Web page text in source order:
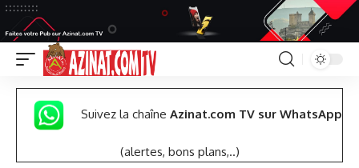
Suivez la chaîne Azinat.com TV sur WhatsApp
(alertes, bons plans,..)